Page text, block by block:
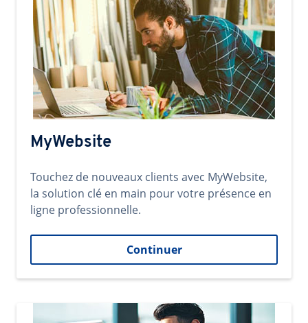
MyWebsite
Touchez de nouveaux clients avec MyWebsite,
la solution clé en main pour votre présence en
ligne professionnelle.
Continuer